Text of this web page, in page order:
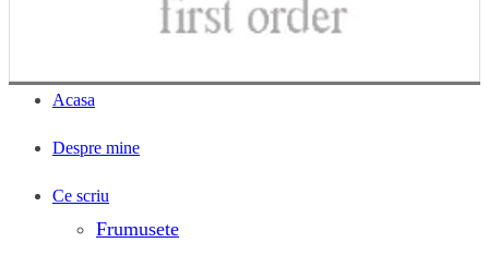
Acasa
Despre mine
Ce scriu
Frumusete